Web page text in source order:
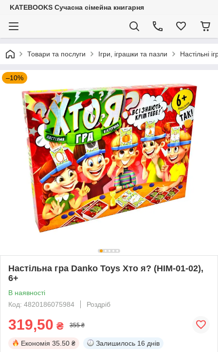
KATEBOOKS Сучасна сімейна книгарня
Товари та послуги Ігри, іграшки та пазли Настільні
–10%
Настільна гра Danko Toys Хто я? (HIM-01-02),
6+
В наявності
Код: 4820186075984
Роздріб
319,50 ₴ 355 ₴
Економія 35.50 ₴ Залишилось 16 днів